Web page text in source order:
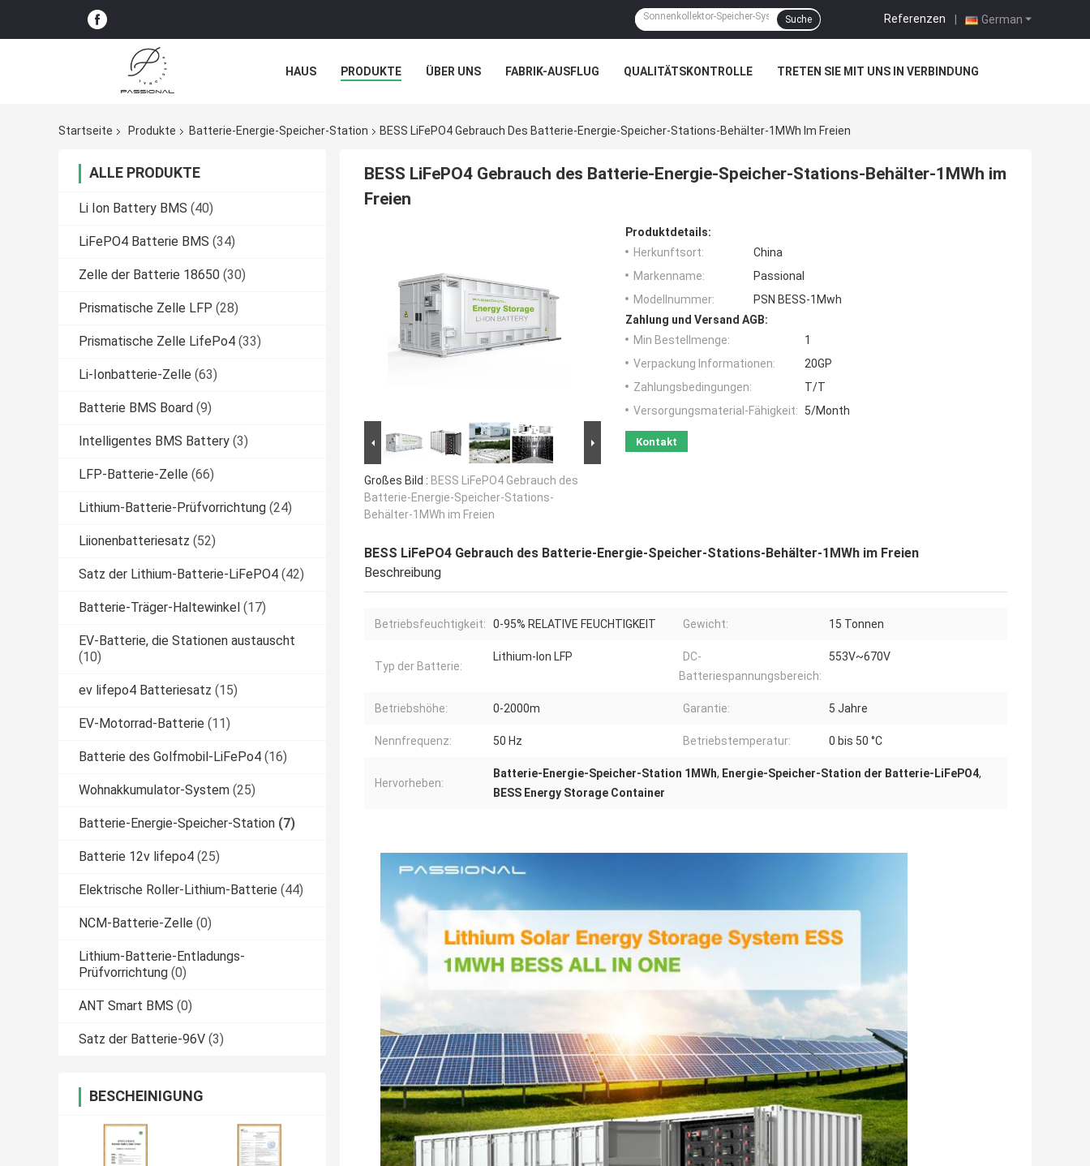
German
Referenzen |
Suche
HAUS PRODUKTE ÜBER UNS FABRIK-AUSFLUG QUALITÄTSKONTROLLE TRETEN SIE MIT UNS IN VERBINDUNG
Startseite
Produkte Batterie-Energie-Speicher-Station BESS LiFePO4 Gebrauch Des Batterie-Energie-Speicher-Stations-Behälter-1MWh Im Freien
ALLE PRODUKTE
Li Ion Battery BMS (40)
LiFePO4 Batterie BMS (34)
Zelle der Batterie 18650 (30)
Prismatische Zelle LFP (28)
Prismatische Zelle LifePo4 (33)
Li-Ionbatterie-Zelle (63)
Batterie BMS Board (9)
Intelligentes BMS Battery (3)
LFP-Batterie-Zelle (66)
Lithium-Batterie-Prüfvorrichtung (24)
Liionenbatteriesatz (52)
Satz der Lithium-Batterie-LiFePO4 (42)
Batterie-Träger-Haltewinkel (17)
EV-Batterie, die Stationen austauscht
(10)
ev lifepo4 Batteriesatz (15)
EV-Motorrad-Batterie (11)
Batterie des Golfmobil-LiFePo4 (16)
Wohnakkumulator-System (25)
Batterie-Energie-Speicher-Station (7)
Batterie 12v lifepo4 (25)
Elektrische Roller-Lithium-Batterie (44)
NCM-Batterie-Zelle (0)
Lithium-Batterie-Entladungs-
Prüfvorrichtung (0)
ANT Smart BMS (0)
Satz der Batterie-96V (3)
BESCHEINIGUNG
BESS LiFePO4 Gebrauch des Batterie-Energie-Speicher-Stations-Behälter-1MWh im
Freien
Großes Bild : BESS LiFePO4 Gebrauch des
Batterie-Energie-Speicher-Stations-
Behälter-1MWh im Freien
Produktdetails:
Herkunftsort:
China
Markenname:
Passional
Modellnummer:
PSN BESS-1Mwh
Zahlung und Versand AGB:
Min Bestellmenge:
1
Verpackung Informationen:
20GP
Zahlungsbedingungen:
T/T
Versorgungsmaterial-Fähigkeit:
5/Month
Kontakt
BESS LiFePO4 Gebrauch des Batterie-Energie-Speicher-Stations-Behälter-1MWh im Freien
Beschreibung
Betriebsfeuchtigkeit: 0-95% RELATIVE FEUCHTIGKEIT Gewicht: 15 Tonnen
Typ der Batterie:
Lithium-Ion LFP
DC-
Batteriespannungsbereich:
553V~670V
Betriebshöhe: 0-2000m Garantie: 5 Jahre
Nennfrequenz: 50 Hz Betriebstemperatur: 0 bis 50 °C
Hervorheben:
Batterie-Energie-Speicher-Station 1MWh, Energie-Speicher-Station der Batterie-LiFePO4,
BESS Energy Storage Container